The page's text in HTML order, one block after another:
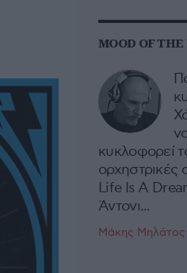
MOOD OF THE
κυκλοφορεί
ορχηστρικές
Life Is A
Άντονι...
Μάκης Μηλάτος